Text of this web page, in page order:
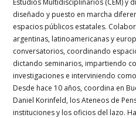
diseñado y puesto en marcha
espacios públicos estatales.
argentinas, latinoamericanas y
conversatorios, coordinando
dictando seminarios, impartiendo
investigaciones e interviniendo
Desde hace 10 años, coordina en
Daniel Korinfeld, los Ateneos de
instituciones y los oficios del lazo.